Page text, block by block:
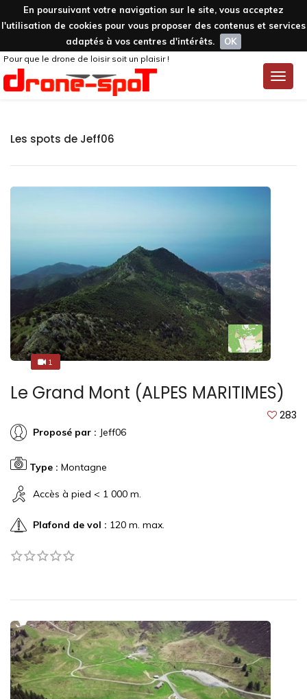
En poursuivant votre navigation sur le site, vous acceptez
l'utilisation de cookies pour vous proposer des contenus et services
adaptés à vos centres d'intérêts.
OK
Toggle
Pour que le drone de loisir soit un plaisir !
Les spots de Jeff06
11
Le Grand Mont (ALPES MARITIMES)
283
Proposé par : Jeff06
Type : Montagne
Accès à pied < 1 000 m.
Plafond de vol : 120 m. max.